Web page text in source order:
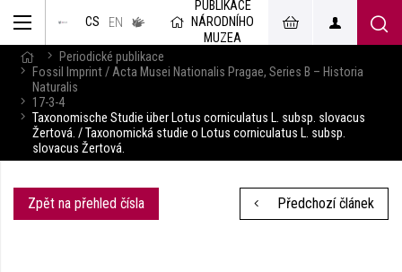
CS EN
v českém
jazyce
PUBLIKACE
NÁRODNÍHO
MUZEA
Periodické publikace
Fossil Imprint / Acta Musei Nationalis Pragae, Series B – Historia
Naturalis
17-3-4
Taxonomische Studie über Lotus corniculatus L. subsp. slovacus
Žertová. / Taxonomická studie o Lotus corniculatus L. subsp.
slovacus Žertová.
Zpět na přehled čísla Předchozí článek